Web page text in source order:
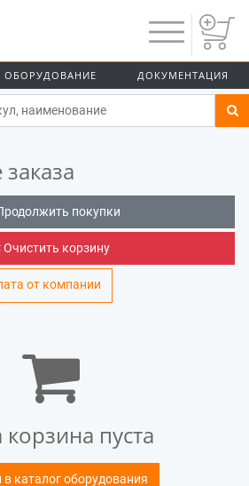
ОБОРУДОВАНИЕ ДОКУМЕНТАЦИЯ
ОФОРМЛЕНИЕ ЗАКАЗА
покупки
Очистить корзину
от компании
пуста
в каталог оборудования